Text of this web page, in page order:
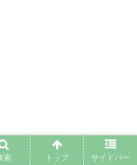
索 トップ サイドバー